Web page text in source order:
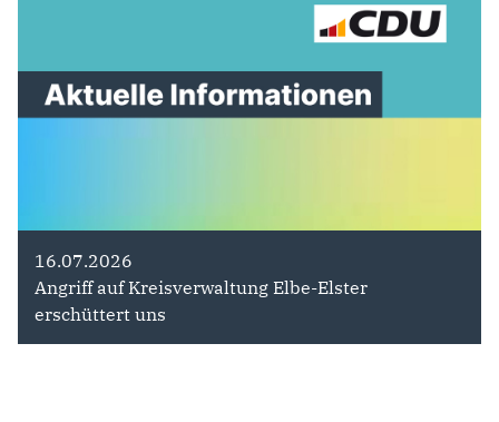
16.07.2026
Angriff auf Kreisverwaltung Elbe-Elster
erschüttert uns